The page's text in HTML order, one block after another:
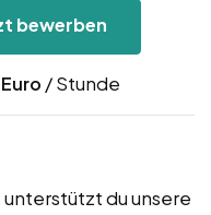
bewerben
Euro / Stunde
du unsere